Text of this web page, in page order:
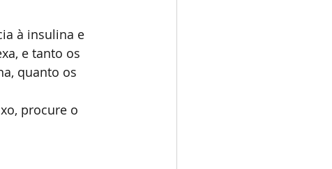
à insulina e
e tanto os
quanto os
procure o